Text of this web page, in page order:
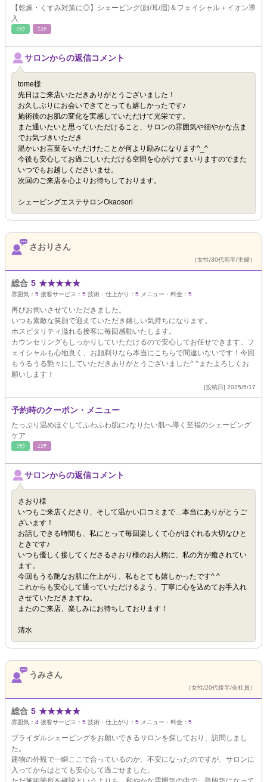
【乾燥・くすみ対策に◎】シェービング(顔/耳/眉)＆フェイシャル＋イオン導
入
ﾘﾗｸ ｴｽﾃ
サロンからの返信コメント
tome様
先日はご来店いただきありがとうございました！
お久しぶりにお会いできてとっても嬉しかったです♪
施術後のお肌の変化を実感していただけて光栄です。
また通いたいと思っていただけること、サロンの雰囲気や細やかな点ま
でお気づきいただき
温かいお言葉をいただけたことが何より励みになります^_^
今後も安心してお過ごしいただける空間を心がけてまいりますのでまた
いつでもお越しくださいませ。
次回のご来店を心よりお待ちしております。
シェービングエステサロンOkaosori
さおりさん
（女性/30代前半/主婦）
総合 5 ★★★★★
雰囲気： 5 接客サービス： 5 技術・仕上がり： 5 メニュー・料金： 5
再びお伺いさせていただきました。
いつも素敵な笑顔で迎えていただき嬉しい気持ちになります。
ホスピタリティ溢れる接客に毎回感動いたします。
カウンセリングもしっかりしていただけるので安心してお任せできます。フ
ェイシャルも心地良く、お顔剃りなら本当にこちらで間違いないです！今回
もうるうる艶々にしていただきありがとうございました^ ^またよろしくお
願いします！
[投稿日] 2025/5/17
予約時のクーポン・メニュー
たっぷり温めほぐしてふわふわ肌に♪なりたい肌へ導く至福のシェービング
ケア
ﾘﾗｸ ｴｽﾃ
サロンからの返信コメント
さおり様
いつもご来店くださり、そして温かい口コミまで…本当にありがとうご
ざいます！
お話しできる時間も、私にとって毎回楽しくて心がほぐれる大切なひと
ときです♪
いつも優しく接してくださるさおり様のお人柄に、私の方が癒されてい
ます。
今回もうる艶なお肌に仕上がり、私もとても嬉しかったです^ ^
これからも安心して通っていただけるよう、丁寧に心を込めてお手入れ
させていただきますね。
またのご来店、楽しみにお待ちしております！
清水
うみさん
（女性/20代後半/会社員）
総合 5 ★★★★★
雰囲気： 4 接客サービス： 5 技術・仕上がり： 5 メニュー・料金： 5
ブライダルシェービングをお願いできるサロンを探しており、訪問しまし
た。
建物の外観で一瞬ここで合っているのか、不安になったのですが、サロンに
入ってからはとても安心して過ごせました。